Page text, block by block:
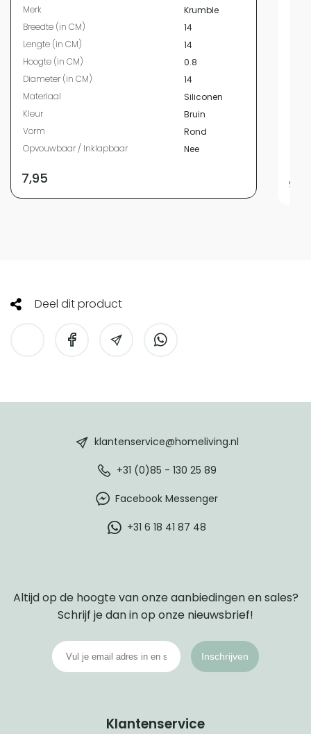
Merk
Krumble
Breedte (in CM)
14
Lengte (in CM)
14
Hoogte (in CM)
0.8
Diameter (in CM)
14
Materiaal
Siliconen
Kleur
Bruin
Vorm
Rond
Opvouwbaar / Inklapbaar
Nee
7,95
Deel dit product
klantenservice@homeliving.nl
+31 (0)85 - 130 25 89
Facebook Messenger
+31 6 18 41 87 48
Altijd op de hoogte van onze aanbiedingen en sales?
Schrijf je dan in op onze nieuwsbrief!
Inschrijven
Klantenservice